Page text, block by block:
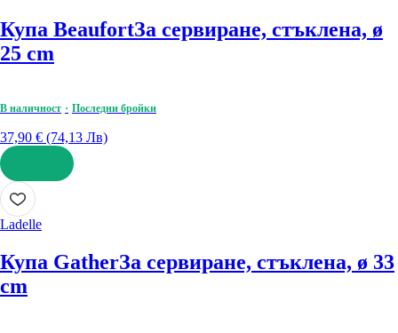
Купа BeaufortЗа сервиране, стъклена, ø
25 cm
В наличност Последни бройки
37,90 € (74,13 Лв)
ДОБАВИ
Ladelle
Купа GatherЗа сервиране, стъклена, ø 33
cm